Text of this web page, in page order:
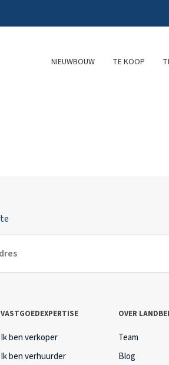
NIEUWBOUW TE KOOP
VASTGOEDEXPERTISE
Ik ben verkoper
Ik ben verhuurder
OVER
Team
Blog